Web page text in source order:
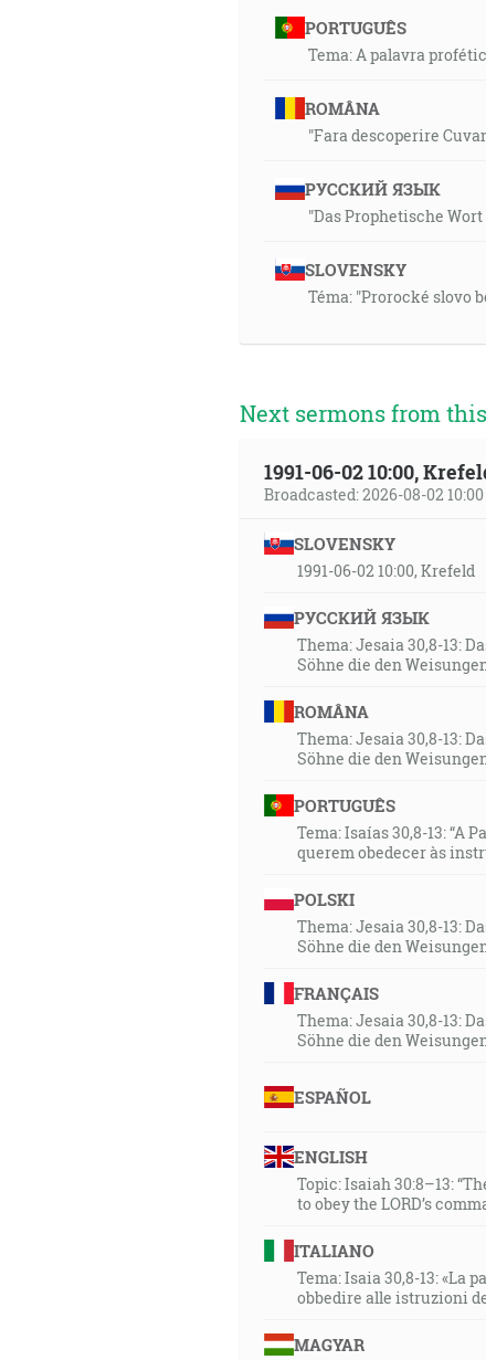
PORTUGUÊS
Tema: A palavra
ROMÂNA
"Fara descoperire
РУССКИЙ ЯЗЫК
"Das Prophetische
SLOVENSKY
Téma: "Prorocké slovo
Next sermons from
1991-06-02 10:00,
Broadcasted: 2026-08-02 10:00
SLOVENSKY
1991-06-02 10:00, Krefeld
РУССКИЙ ЯЗЫК
Thema: Jesaia 30,8-13:
Söhne die den
ROMÂNA
Thema: Jesaia 30,8-13:
Söhne die den
PORTUGUÊS
Tema: Isaías 30,8-13: “A
querem obedecer às
POLSKI
Thema: Jesaia 30,8-13:
Söhne die den
FRANÇAIS
Thema: Jesaia 30,8-13:
Söhne die den
ESPAÑOL
ENGLISH
Topic: Isaiah 30:8–13:
to obey the LORD’s
ITALIANO
Tema: Isaia 30,8-13:
obbedire alle istruzioni
MAGYAR